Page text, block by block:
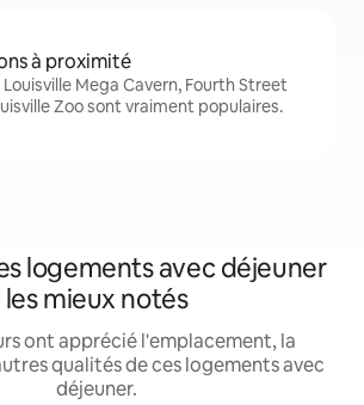
à proximité
Louisville Mega Cavern, Fourth Street
Zoo sont vraiment populaires.
logements avec déjeuner
les mieux notés
ont apprécié l'emplacement, la
qualités de ces logements avec
déjeuner.